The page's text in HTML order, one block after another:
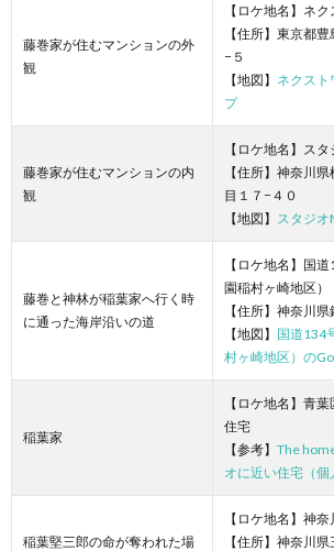
藤巻家が住むマンションの外
観
【ロケ地名】ネ
【住所】東京都
−５
【地図】 ネクスト
プ
藤巻家が住むマンションの内
観
【ロケ地名】ス
【住所】神奈川
目１７−４０
【地図】 スタジ
藤巻と神林が稲葉家へ行く時
に通った海岸沿いの道
【ロケ地名】国
園稲村ヶ崎地区）
【住所】神奈川
【地図】 国道134
村ヶ崎地区）の
稲葉家
【ロケ地名】青
住宅
【参考】 The
オに近い住宅（個
稲葉堅三郎の命が奪われた場
【ロケ地名】神
【住所】神奈川